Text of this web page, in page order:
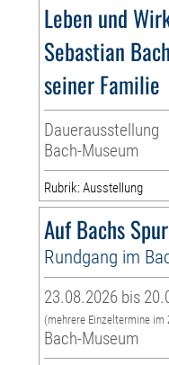
Leben und
Sebastian
seiner Familie
Dauerausstellung
Bach-Museum
Rubrik: Ausstellung
Auf Bachs
Rundgang im
23.08.2026 bis
(mehrere Einzeltermine im
Bach-Museum